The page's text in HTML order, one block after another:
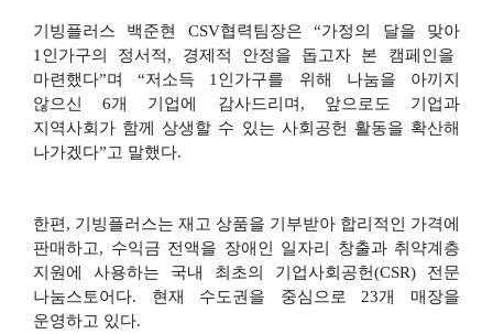
기빙플러스 백준현 CSV협력팀장은 “가정의 달을 맞아
1 인가구의 정서적, 경제적 안정을 돕고자 본 캠페인을
마련했다”며 “저소득 1 인가구를 위해 나눔을 아끼지
않으신
6개 기업에 감사드리며 , 앞으로도 기업과
지역사회가 함께 상생할 수 있는 사회공헌 활동을 확산해
나가겠다”고 말했다.
한편, 기빙플러스는 재고 상품을 기부받아 합리적인 가격에
판매하고, 수익금 전액을 장애인 일자리 창출과 취약계층
지원에 사용하는 국내 최초의 기업사회공헌(CSR) 전문
나눔스토어다. 현재 수도권을 중심으로 23개 매장을
운영하고 있다.